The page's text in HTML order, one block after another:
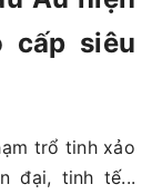
cấp siêu
trổ tinh xảo
đại, tinh tế...